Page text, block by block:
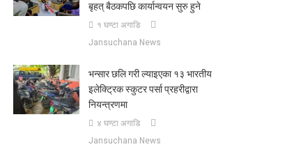
बृहत् बैठकपछि कार्यान्वयन सुरु हुने
१ घण्टा अगाडि
Jansuchana News
भन्सार छलि गरी ल्याइएका १३ भारतीय
इलेक्ट्रिक स्कुटर पर्सा प्रहरीद्वारा
नियन्त्रणमा
४ घण्टा अगाडि
Jansuchana News